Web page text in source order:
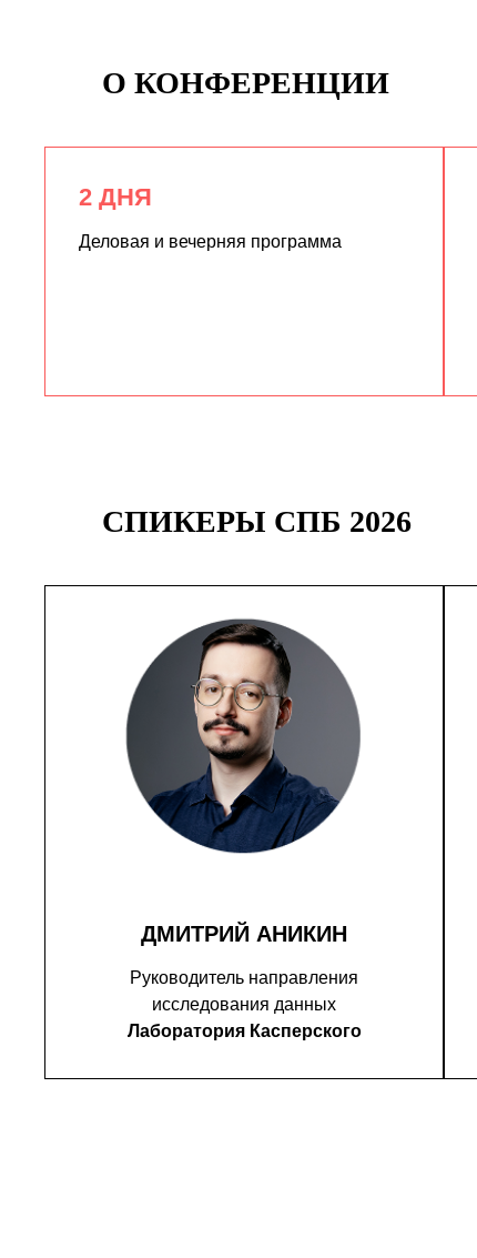
О КОНФЕРЕНЦИИ
2 ДНЯ
Деловая и вечерняя программа
СПИКЕРЫ СПБ 2026
ДМИТРИЙ АНИКИН
Руководитель направления
исследования данных
Лаборатория Касперского